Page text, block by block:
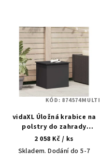
vidaXL Úložná krabice na
polstry do zahrady
Pozinkovaná ocel 117 L
2 058 Kč / ks
Skladem. Dodání do 5-7
KÓD: 874574MULTI